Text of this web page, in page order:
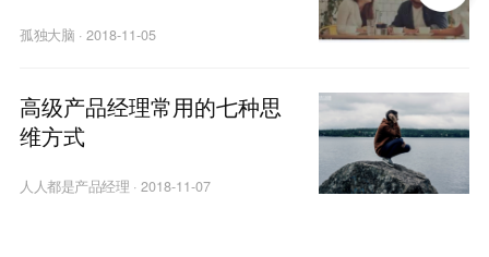
孤独大脑 · 2018-11-05
高级产品经理常用的七种思
维方式
人人都是产品经理 · 2018-11-07